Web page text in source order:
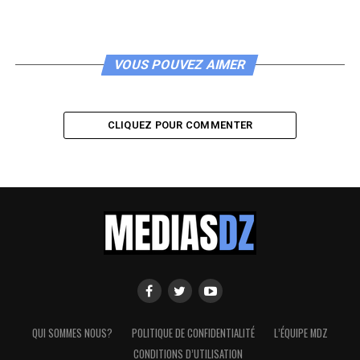
VOUS POUVEZ AIMER
CLIQUEZ POUR COMMENTER
QUI SOMMES NOUS? POLITIQUE DE CONFIDENTIALITÉ
L’ÉQUIPE MDZ
CONDITIONS D’UTILISATION